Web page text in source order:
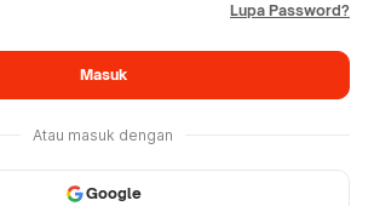
Lupa Password?
Masuk
Atau masuk dengan
Google